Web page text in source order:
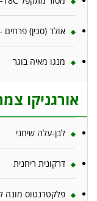
אולר (סכין) פרחים
מנגו מאיה בוגר
אורגניקו
לבן-עלה שיחני
דרקונית ריחנית
פלקטרנטוס מונה